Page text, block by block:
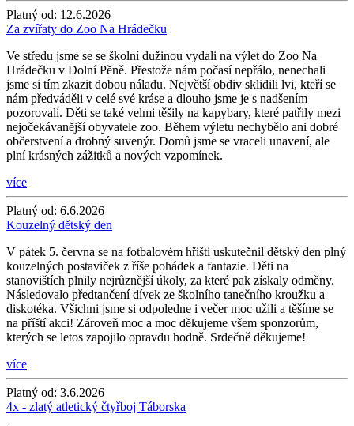
Platný od: 12.6.2026
Za zvířaty do Zoo Na Hrádečku
Ve středu jsme se se školní dužinou vydali na výlet do Zoo Na
Hrádečku v Dolní Pěně. Přestože nám počasí nepřálo, nenechali
jsme si tím zkazit dobou náladu. Největší obdiv sklidili lvi, kteří se
nám předváděli v celé své kráse a dlouho jsme je s nadšením
pozorovali. Děti se také velmi těšily na kapybary, které patřily mezi
nejočekávanější obyvatele zoo. Během výletu nechybělo ani dobré
občerstvení a drobný suvenýr. Domů jsme se vraceli unavení, ale
plní krásných zážitků a nových vzpomínek.
více
Platný od: 6.6.2026
Kouzelný dětský den
V pátek 5. června se na fotbalovém hřišti uskutečnil dětský den plný
kouzelných postaviček z říše pohádek a fantazie. Děti na
stanovištích plnily nejrůznější úkoly, za které pak získaly odměny.
Následovalo předtančení dívek ze školního tanečního kroužku a
diskotéka. Všichni jsme si odpoledne i večer moc užili a těšíme se
na příští akci! Zároveň moc a moc děkujeme všem sponzorům,
kterých se letos zapojilo opravdu hodně. Srdečně děkujeme!
více
Platný od: 3.6.2026
4x - zlatý atletický čtyřboj Táborska